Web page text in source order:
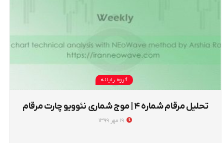
گروه رایانه
تحلیل مرقام شماره ۴ | موج شماری نئوویو چارت مرقام